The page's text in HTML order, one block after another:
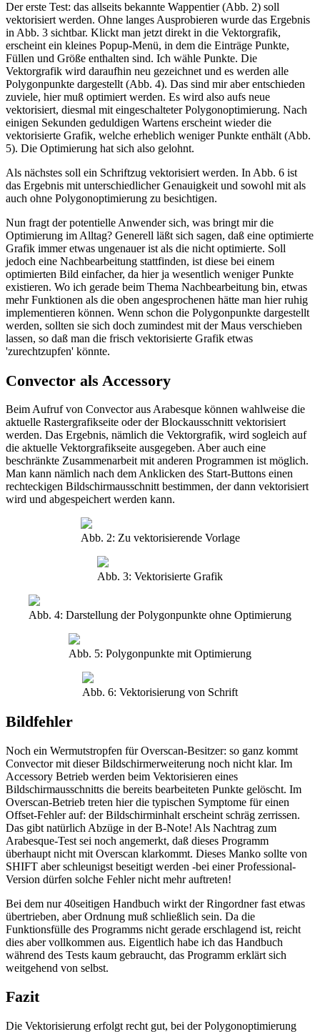
Der erste Test: das allseits bekannte Wappentier (Abb. 2) soll
vektorisiert werden. Ohne langes Ausprobieren wurde das Ergebnis
in Abb. 3 sichtbar. Klickt man jetzt direkt in die Vektorgrafik,
erscheint ein kleines Popup-Menü, in dem die Einträge Punkte,
Füllen und Größe enthalten sind. Ich wähle Punkte. Die
Vektorgrafik wird daraufhin neu gezeichnet und es werden alle
Polygonpunkte dargestellt (Abb. 4). Das sind mir aber entschieden
zuviele, hier muß optimiert werden. Es wird also aufs neue
vektorisiert, diesmal mit eingeschalteter Polygonoptimierung. Nach
einigen Sekunden geduldigen Wartens erscheint wieder die
vektorisierte Grafik, welche erheblich weniger Punkte enthält (Abb.
5). Die Optimierung hat sich also gelohnt.
Als nächstes soll ein Schriftzug vektorisiert werden. In Abb. 6 ist
das Ergebnis mit unterschiedlicher Genauigkeit und sowohl mit als
auch ohne Polygonoptimierung zu besichtigen.
Nun fragt der potentielle Anwender sich, was bringt mir die
Optimierung im Alltag? Generell läßt sich sagen, daß eine optimierte
Grafik immer etwas ungenauer ist als die nicht optimierte. Soll
jedoch eine Nachbearbeitung stattfinden, ist diese bei einem
optimierten Bild einfacher, da hier ja wesentlich weniger Punkte
existieren. Wo ich gerade beim Thema Nachbearbeitung bin, etwas
mehr Funktionen als die oben angesprochenen hätte man hier ruhig
implementieren können. Wenn schon die Polygonpunkte dargestellt
werden, sollten sie sich doch zumindest mit der Maus verschieben
lassen, so daß man die frisch vektorisierte Grafik etwas
'zurechtzupfen' könnte.
Convector als Accessory
Beim Aufruf von Convector aus Arabesque können wahlweise die
aktuelle Rastergrafikseite oder der Blockausschnitt vektorisiert
werden. Das Ergebnis, nämlich die Vektorgrafik, wird sogleich auf
die aktuelle Vektorgrafikseite ausgegeben. Aber auch eine
beschränkte Zusammenarbeit mit anderen Programmen ist möglich.
Man kann nämlich nach dem Anklicken des Start-Buttons einen
rechteckigen Bildschirmausschnitt bestimmen, der dann vektorisiert
wird und abgespeichert werden kann.
Abb. 2: Zu vektorisierende Vorlage
Abb. 3: Vektorisierte Grafik
Abb. 4: Darstellung der Polygonpunkte ohne Optimierung
Abb. 5: Polygonpunkte mit Optimierung
Abb. 6: Vektorisierung von Schrift
Bildfehler
Noch ein Wermutstropfen für Overscan-Besitzer: so ganz kommt
Convector mit dieser Bildschirmerweiterung noch nicht klar. Im
Accessory Betrieb werden beim Vektorisieren eines
Bildschirmausschnitts die bereits bearbeiteten Punkte gelöscht. Im
Overscan-Betrieb treten hier die typischen Symptome für einen
Offset-Fehler auf: der Bildschirminhalt erscheint schräg zerrissen.
Das gibt natürlich Abzüge in der B-Note! Als Nachtrag zum
Arabesque-Test sei noch angemerkt, daß dieses Programm
überhaupt nicht mit Overscan klarkommt. Dieses Manko sollte von
SHIFT aber schleunigst beseitigt werden -bei einer Professional-
Version dürfen solche Fehler nicht mehr auftreten!
Bei dem nur 40seitigen Handbuch wirkt der Ringordner fast etwas
übertrieben, aber Ordnung muß schließlich sein. Da die
Funktionsfülle des Programms nicht gerade erschlagend ist, reicht
dies aber vollkommen aus. Eigentlich habe ich das Handbuch
während des Tests kaum gebraucht, das Programm erklärt sich
weitgehend von selbst.
Fazit
Die Vektorisierung erfolgt recht gut, bei der Polygonoptimierung